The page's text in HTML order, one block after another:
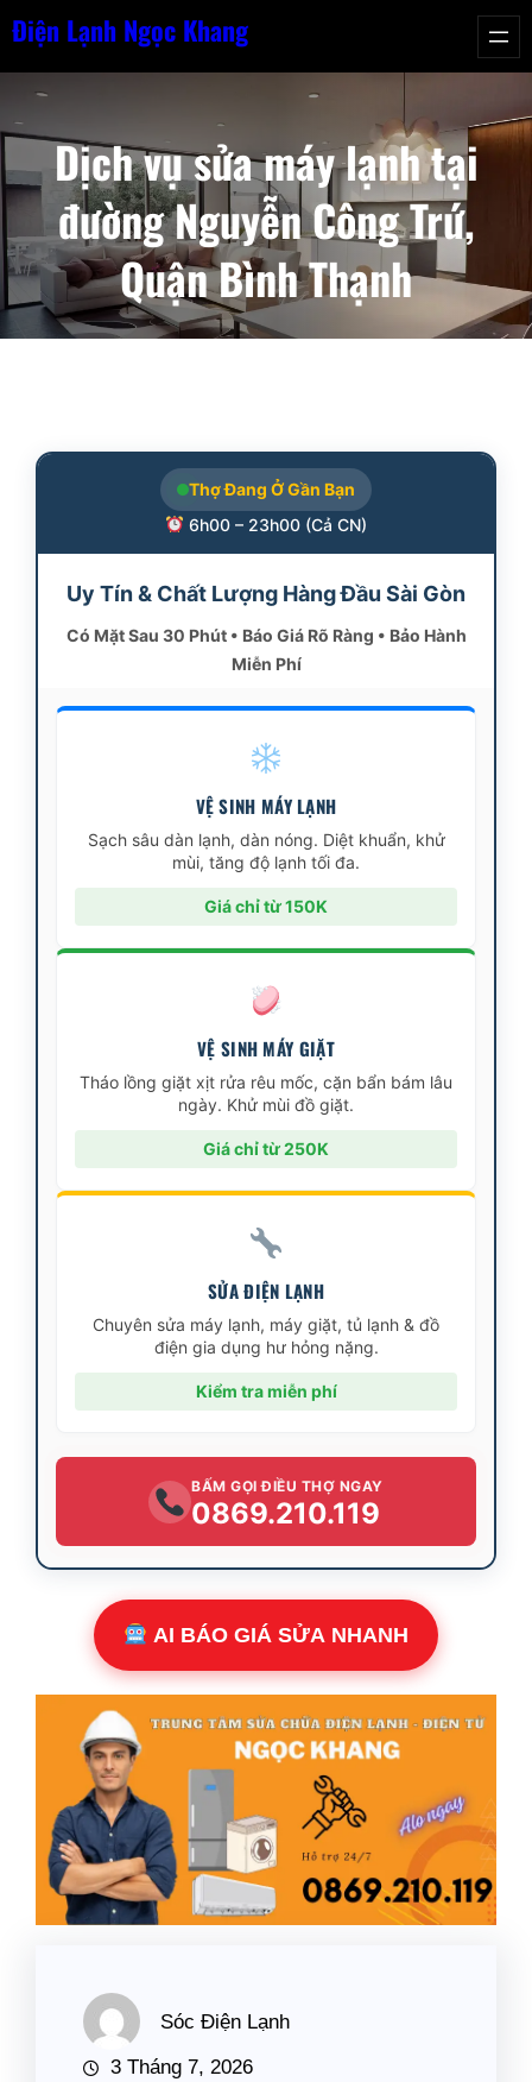
Chuyển
nội
Điện Lạnh Ngọc Khang
Dịch vụ sửa máy lạnh tại
đường Nguyễn Công Trứ,
Quận Bình Thạnh
Thợ Đang Ở Gần Bạn
6h00 – 23h00 (Cả CN)
Uy Tín & Chất Lượng Hàng Đầu Sài Gòn
Có Mặt Sau 30 Phút • Báo Giá Rõ Ràng • Bảo Hành
Miễn Phí
VỆ SINH MÁY LẠNH
Sạch sâu dàn lạnh, dàn nóng. Diệt khuẩn, khử
mùi, tăng độ lạnh tối đa.
Giá chỉ từ 150K
VỆ SINH MÁY GIẶT
Tháo lồng giặt xịt rửa rêu mốc, cặn bẩn bám lâu
ngày. Khử mùi đồ giặt.
Giá chỉ từ 250K
SỬA ĐIỆN LẠNH
Chuyên sửa máy lạnh, máy giặt, tủ lạnh & đồ
điện gia dụng hư hỏng nặng.
Kiểm tra miễn phí
BẤM GỌI ĐIỀU THỢ NGAY
0869.210.119
AI BÁO GIÁ SỬA NHANH
Sóc Điện Lạnh
3 Tháng 7, 2026